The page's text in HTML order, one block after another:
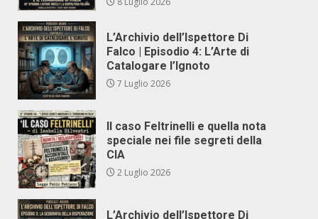
L’Archivio dell’Ispettore Di
Falco | Episodio 4: L’Arte di
Catalogare l’Ignoto
7 Luglio 2026
Il caso Feltrinelli e quella nota
speciale nei file segreti della
CIA
2 Luglio 2026
L’Archivio dell’Ispettore Di